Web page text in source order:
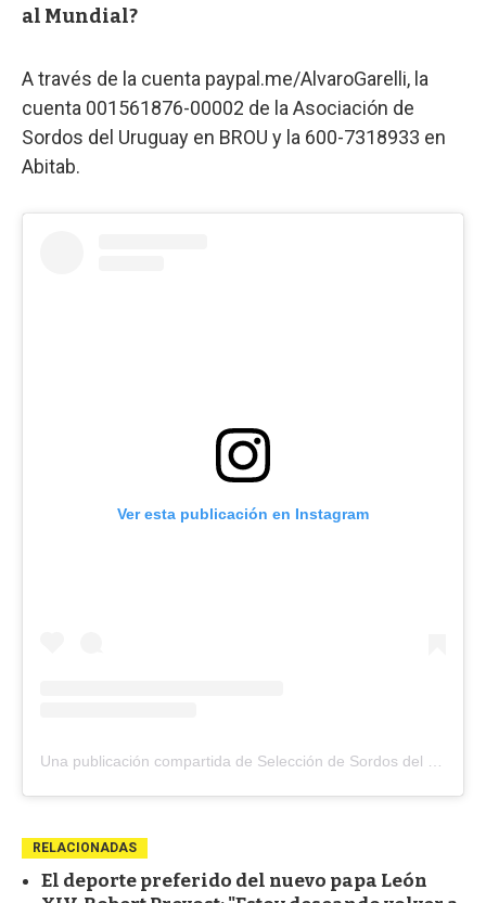
al Mundial?
A través de la cuenta paypal.me/AlvaroGarelli, la
cuenta 001561876-00002 de la Asociación de
Sordos del Uruguay en BROU y la 600-7318933 en
Abitab.
Ver esta publicación en Instagram
RELACIONADAS
El deporte preferido del nuevo papa León